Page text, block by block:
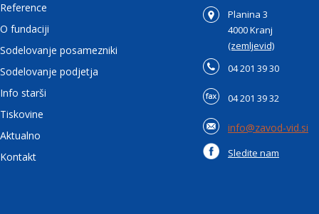
Reference
O fundaciji
Sodelovanje posamezniki
Sodelovanje podjetja
Info starši
Tiskovine
Aktualno
Kontakt
Planina 3
4000 Kranj
(zemljevid)
04 201 39 30
04 201 39 32
info@zavod-vid.si
Sledite nam